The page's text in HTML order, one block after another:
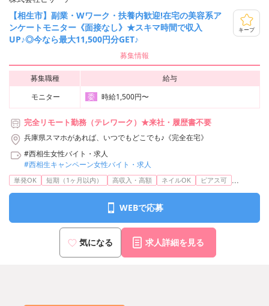
【相生市】副業・Wワーク・扶養内歓迎!在宅の美容系ア
ンケートモニター《面接なし》★スキマ時間で収入
UP♪◎今なら最大11,500円分GET♪
キープ
募集情報
募集職種
給与
モニター
委 時給1,500円〜
完全リモート勤務（テレワーク）★来社・履歴書不要
兵庫県スマホがあれば、いつでもどこでも♪《完全在宅》
#西相生女性バイト・求人
#西相生キャンペーン女性バイト・求人
単発OK 短期（1ヶ月以内） 高収入・高額 ネイルOK ピアス可 ...
WEBで応募
気になる 求人詳細を見る